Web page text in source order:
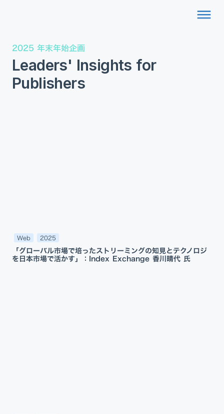
dehaze
2025 年末年始企画
Leaders' Insights for
Publishers
Web 2025
「グローバル市場で培ったストリーミングの知見とテクノロジ
を日本市場で活かす」：Index Exchange 香川晴代 氏